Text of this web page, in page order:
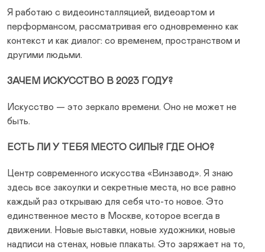
Я работаю с видеоинсталляцией, видеоартом и
перформансом, рассматривая его одновременно как
контекст и как диалог: со временем, пространством и
другими людьми.
ЗАЧЕМ ИСКУССТВО В 2023 ГОДУ?
Искусство — это зеркало времени. Оно не может не
быть.
ЕСТЬ ЛИ У ТЕБЯ МЕСТО СИЛЫ? ГДЕ ОНО?
Центр современного искусства «Винзавод». Я знаю
здесь все закоулки и секретные места, но все равно
каждый раз открываю для себя что-то новое. Это
единственное место в Москве, которое всегда в
движении. Новые выставки, новые художники, новые
надписи на стенах, новые плакаты. Это заряжает на то,